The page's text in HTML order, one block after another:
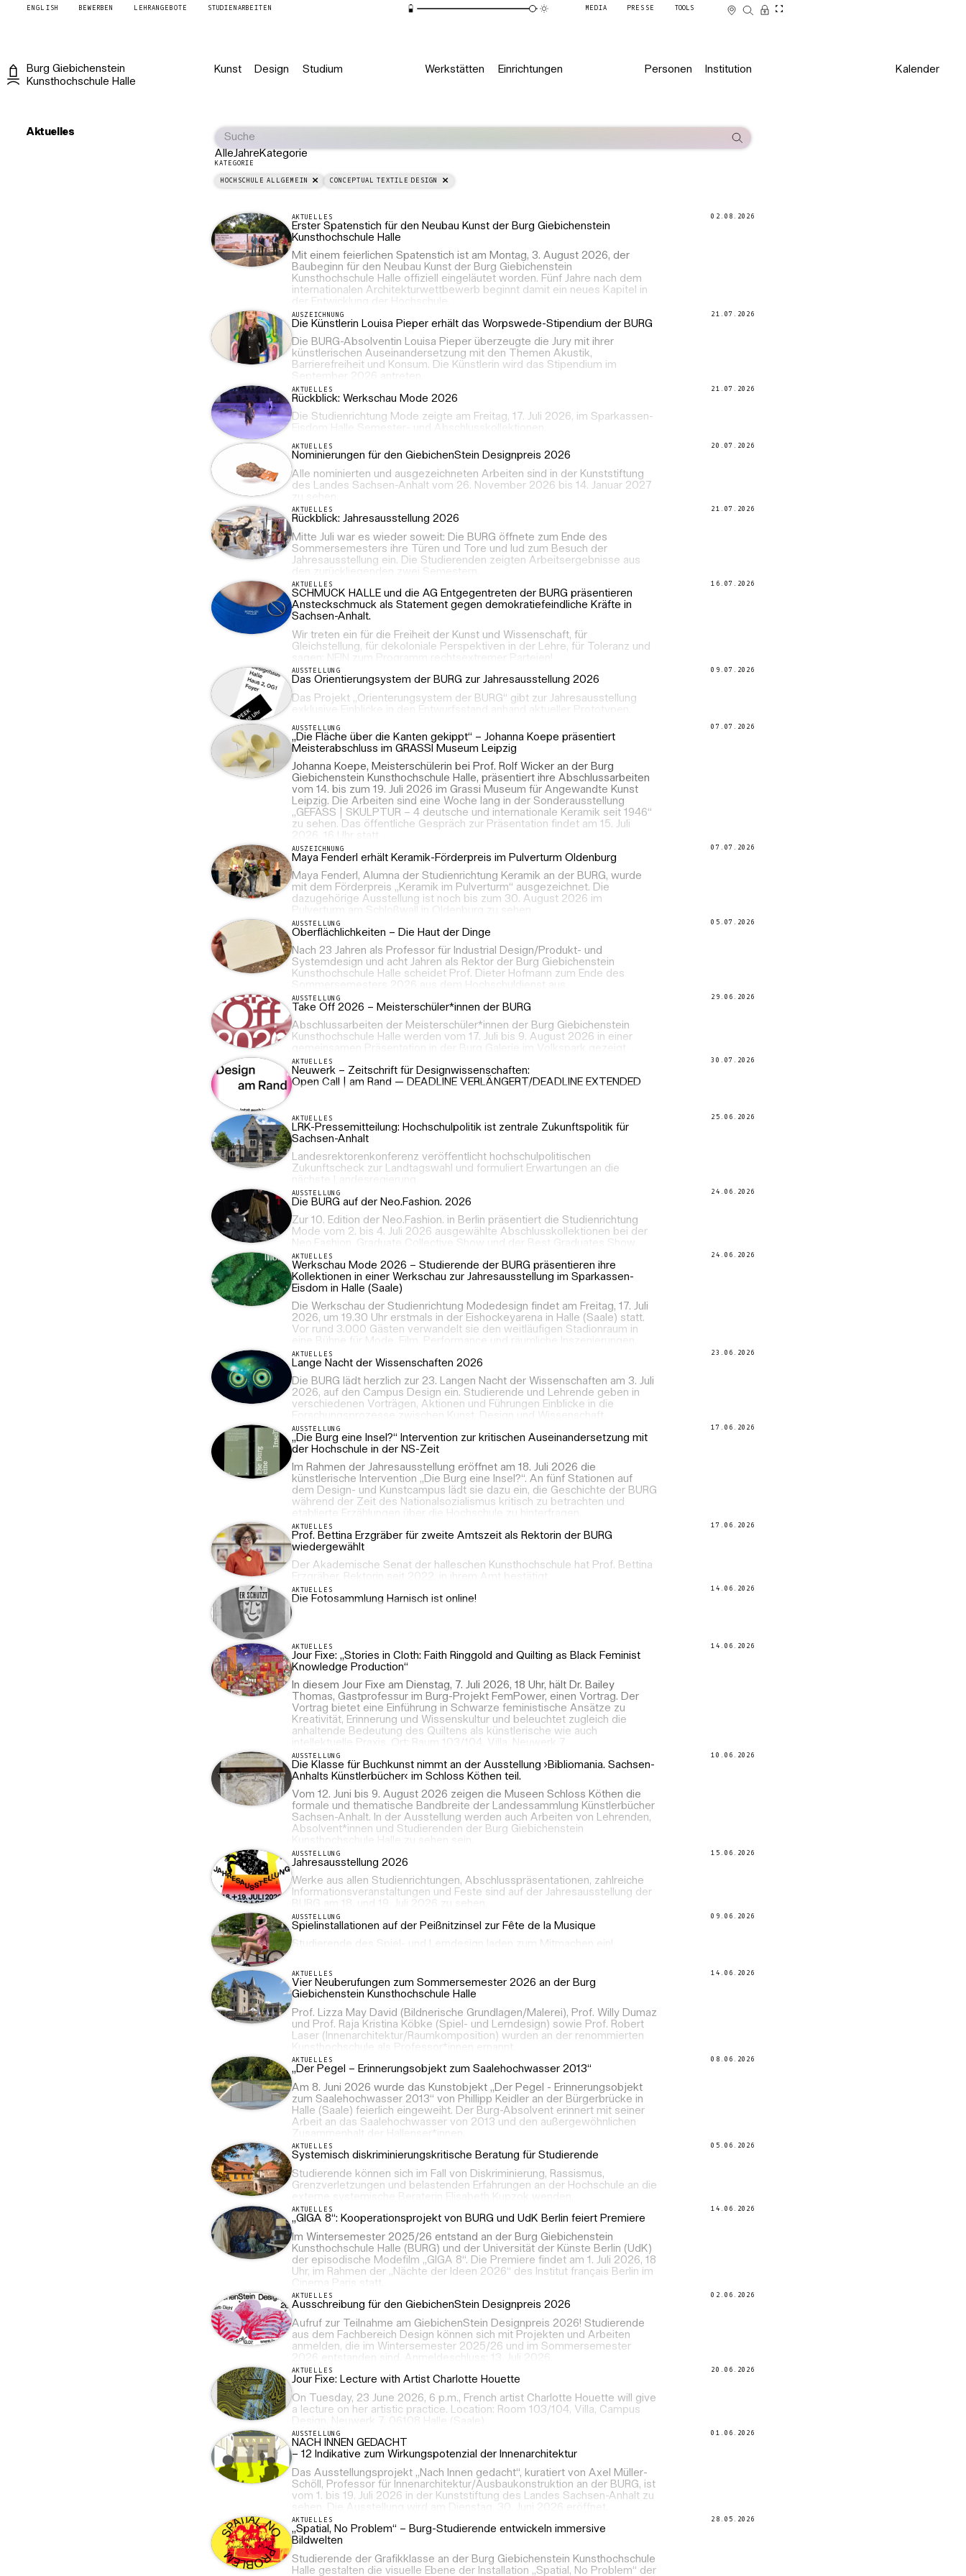
ENGLISH BEWERBEN LEHRANGEBOTE STUDIENARBEITEN MEDIA PRESSE TOOLS
Burg Giebichenstein
Kunsthochschule Halle
Kunst Design Studium Werkstätten Einrichtungen Personen Institution Kalender
Aktuelles
AlleJahreKategorie
KATEGORIE
HOCHSCHULE ALLGEMEIN CONCEPTUAL TEXTILE DESIGN
02.08.2026
AKTUELLES
Erster Spatenstich für den Neubau Kunst der Burg Giebichenstein
Kunsthochschule Halle
Mit einem feierlichen Spatenstich ist am Montag, 3. August 2026, der
Baubeginn für den Neubau Kunst der Burg Giebichenstein
Kunsthochschule Halle offiziell eingeläutet worden. Fünf Jahre nach dem
internationalen Architekturwettbewerb beginnt damit ein neues Kapitel in
21.07.2026
AUSZEICHNUNG
Die Künstlerin Louisa Pieper erhält das Worpswede-Stipendium der BURG
Die BURG-Absolventin Louisa Pieper überzeugte die Jury mit ihrer
künstlerischen Auseinandersetzung mit den Themen Akustik,
Barrierefreiheit und Konsum. Die Künstlerin wird das Stipendium im
21.07.2026
AKTUELLES
Rückblick: Werkschau Mode 2026
Die Studienrichtung Mode zeigte am Freitag, 17. Juli 2026, im Sparkassen-
20.07.2026
AKTUELLES
Nominierungen für den GiebichenStein Designpreis 2026
Alle nominierten und ausgezeichneten Arbeiten sind in der Kunststiftung
des Landes Sachsen-Anhalt vom 26. November 2026 bis 14. Januar 2027
21.07.2026
AKTUELLES
Rückblick: Jahresausstellung 2026
Mitte Juli war es wieder soweit: Die BURG öffnete zum Ende des
Sommersemesters ihre Türen und Tore und lud zum Besuch der
Jahresausstellung ein. Die Studierenden zeigten Arbeitsergebnisse aus
16.07.2026
AKTUELLES
SCHMUCK HALLE und die AG Entgegentreten der BURG präsentieren
Ansteckschmuck als Statement gegen demokratiefeindliche Kräfte in
Sachsen-Anhalt.
Wir treten ein für die Freiheit der Kunst und Wissenschaft, für
Gleichstellung, für dekoloniale Perspektiven in der Lehre, für Toleranz und
sagen: NEIN zum Programm rechtsextremer Parteien!
09.07.2026
AUSSTELLUNG
Das Orientierungsystem der BURG zur Jahresausstellung 2026
Das Projekt „Orienterungsystem der BURG“ gibt zur Jahresausstellung
07.07.2026
AUSSTELLUNG
„Die Fläche über die Kanten gekippt“ – Johanna Koepe präsentiert
Meisterabschluss im GRASSI Museum Leipzig
Johanna Koepe, Meisterschülerin bei Prof. Rolf Wicker an der Burg
Giebichenstein Kunsthochschule Halle, präsentiert ihre Abschlussarbeiten
vom 14. bis zum 19. Juli 2026 im Grassi Museum für Angewandte Kunst
Leipzig. Die Arbeiten sind eine Woche lang in der Sonderausstellung
„GEFÄSS | SKULPTUR – 4 deutsche und internationale Keramik seit 1946“
zu sehen. Das öffentliche Gespräch zur Präsentation findet am 15. Juli
07.07.2026
AUSZEICHNUNG
Maya Fenderl erhält Keramik-Förderpreis im Pulverturm Oldenburg
Maya Fenderl, Alumna der Studienrichtung Keramik an der BURG, wurde
mit dem Förderpreis „Keramik im Pulverturm“ ausgezeichnet. Die
dazugehörige Ausstellung ist noch bis zum 30. August 2026 im
05.07.2026
AUSSTELLUNG
Oberflächlichkeiten – Die Haut der Dinge
Nach 23 Jahren als Professor für Industrial Design/Produkt- und
Systemdesign und acht Jahren als Rektor der Burg Giebichenstein
Kunsthochschule Halle scheidet Prof. Dieter Hofmann zum Ende des
29.06.2026
AUSSTELLUNG
Take Off 2026 – Meisterschüler*innen der BURG
Abschlussarbeiten der Meisterschüler*innen der Burg Giebichenstein
Kunsthochschule Halle werden vom 17. Juli bis 9. August 2026 in einer
30.07.2026
AKTUELLES
Neuwerk – Zeitschrift für Designwissenschaften:
Open Call | am Rand — DEADLINE VERLÄNGERT/DEADLINE EXTENDED
25.06.2026
AKTUELLES
LRK-Pressemitteilung: Hochschulpolitik ist zentrale Zukunftspolitik für
Sachsen-Anhalt
Landesrektorenkonferenz veröffentlicht hochschulpolitischen
Zukunftscheck zur Landtagswahl und formuliert Erwartungen an die
24.06.2026
AUSSTELLUNG
Die BURG auf der Neo.Fashion. 2026
Zur 10. Edition der Neo.Fashion. in Berlin präsentiert die Studienrichtung
Mode vom 2. bis 4. Juli 2026 ausgewählte Abschlusskollektionen bei der
24.06.2026
AKTUELLES
Werkschau Mode 2026 – Studierende der BURG präsentieren ihre
Kollektionen in einer Werkschau zur Jahresausstellung im Sparkassen-
Eisdom in Halle (Saale)
Die Werkschau der Studienrichtung Modedesign findet am Freitag, 17. Juli
2026, um 19.30 Uhr erstmals in der Eishockeyarena in Halle (Saale) statt.
Vor rund 3.000 Gästen verwandelt sie den weitläufigen Stadionraum in
23.06.2026
AKTUELLES
Lange Nacht der Wissenschaften 2026
Die BURG lädt herzlich zur 23. Langen Nacht der Wissenschaften am 3. Juli
2026, auf den Campus Design ein. Studierende und Lehrende geben in
verschiedenen Vorträgen, Aktionen und Führungen Einblicke in die
17.06.2026
AUSSTELLUNG
„Die Burg eine Insel?“ Intervention zur kritischen Auseinandersetzung mit
der Hochschule in der NS-Zeit
Im Rahmen der Jahresausstellung eröffnet am 18. Juli 2026 die
künstlerische Intervention „Die Burg eine Insel?“. An fünf Stationen auf
dem Design- und Kunstcampus lädt sie dazu ein, die Geschichte der BURG
während der Zeit des Nationalsozialismus kritisch zu betrachten und
17.06.2026
AKTUELLES
Prof. Bettina Erzgräber für zweite Amtszeit als Rektorin der BURG
wiedergewählt
Der Akademische Senat der halleschen Kunsthochschule hat Prof. Bettina
14.06.2026
AKTUELLES
Die Fotosammlung Harnisch ist online!
14.06.2026
AKTUELLES
Jour Fixe: „Stories in Cloth: Faith Ringgold and Quilting as Black Feminist
Knowledge Production“
In diesem Jour Fixe am Dienstag, 7. Juli 2026, 18 Uhr, hält Dr. Bailey
Thomas, Gastprofessur im Burg-Projekt FemPower, einen Vortrag. Der
Vortrag bietet eine Einführung in Schwarze feministische Ansätze zu
Kreativität, Erinnerung und Wissenskultur und beleuchtet zugleich die
anhaltende Bedeutung des Quiltens als künstlerische wie auch
10.06.2026
AUSSTELLUNG
Die Klasse für Buchkunst nimmt an der Ausstellung ›Bibliomania. Sachsen-
Anhalts Künstlerbücher‹ im Schloss Köthen teil.
Vom 12. Juni bis 9. August 2026 zeigen die Museen Schloss Köthen die
formale und thematische Bandbreite der Landessammlung Künstlerbücher
Sachsen-Anhalt. In der Ausstellung werden auch Arbeiten von Lehrenden,
Absolvent*innen und Studierenden der Burg Giebichenstein
15.06.2026
AUSSTELLUNG
Jahresausstellung 2026
Werke aus allen Studienrichtungen, Abschlusspräsentationen, zahlreiche
Informationsveranstaltungen und Feste sind auf der Jahresausstellung der
09.06.2026
AUSSTELLUNG
Spielinstallationen auf der Peißnitzinsel zur Fête de la Musique
Studierende des Spiel- und Lerndesign laden zum Mitmachen ein!
14.06.2026
AKTUELLES
Vier Neuberufungen zum Sommersemester 2026 an der Burg
Giebichenstein Kunsthochschule Halle
Prof. Lizza May David (Bildnerische Grundlagen/Malerei), Prof. Willy Dumaz
und Prof. Raja Kristina Köbke (Spiel- und Lerndesign) sowie Prof. Robert
Laser (Innenarchitektur/Raumkomposition) wurden an der renommierten
Kunsthochschule als Professor*innen ernannt.
08.06.2026
AKTUELLES
„Der Pegel – Erinnerungsobjekt zum Saalehochwasser 2013“
Am 8. Juni 2026 wurde das Kunstobjekt „Der Pegel - Erinnerungsobjekt
zum Saalehochwasser 2013“ von Phillipp Keidler an der Bürgerbrücke in
Halle (Saale) feierlich eingeweiht. Der Burg-Absolvent erinnert mit seiner
Arbeit an das Saalehochwasser von 2013 und den außergewöhnlichen
Zusammenhalt der Hallenser*innen.
05.06.2026
AKTUELLES
Systemisch diskriminierungskritische Beratung für Studierende
Studierende können sich im Fall von Diskriminierung, Rassismus,
Grenzverletzungen und belastenden Erfahrungen an der Hochschule an die
14.06.2026
AKTUELLES
„GIGA 8“: Kooperationsprojekt von BURG und UdK Berlin feiert Premiere
Im Wintersemester 2025/26 entstand an der Burg Giebichenstein
Kunsthochschule Halle (BURG) und der Universität der Künste Berlin (UdK)
der episodische Modefilm „GIGA 8“. Die Premiere findet am 1. Juli 2026, 18
Uhr, im Rahmen der „Nächte der Ideen 2026“ des Institut français Berlin im
02.06.2026
AKTUELLES
Ausschreibung für den GiebichenStein Designpreis 2026
Aufruf zur Teilnahme am GiebichenStein Designpreis 2026! Studierende
aus dem Fachbereich Design können sich mit Projekten und Arbeiten
anmelden, die im Wintersemester 2025/26 und im Sommersemester
2026 entstanden sind. Anmeldeschluss: 13. Juli 2026.
20.06.2026
AKTUELLES
Jour Fixe: Lecture with Artist Charlotte Houette
On Tuesday, 23 June 2026, 6 p.m., French artist Charlotte Houette will give
a lecture on her artistic practice. Location: Room 103/104, Villa, Campus
Design, Neuwerk 7, 06108 Halle (Saale)
01.06.2026
AUSSTELLUNG
NACH INNEN GEDACHT
– 12 Indikative zum Wirkungspotenzial der Innenarchitektur
Das Ausstellungsprojekt „Nach Innen gedacht“, kuratiert von Axel Müller-
Schöll, Professor für Innenarchitektur/Ausbaukonstruktion an der BURG, ist
vom 1. bis 19. Juli 2026 in der Kunststiftung des Landes Sachsen-Anhalt zu
sehen. Die Ausstellung wird am Dienstag, 30. Juni 2026 eröffnet.
28.05.2026
AKTUELLES
„Spatial, No Problem“ – Burg-Studierende entwickeln immersive
Bildwelten
Studierende der Grafikklasse an der Burg Giebichenstein Kunsthochschule
Halle gestalten die visuelle Ebene der Installation „Spatial, No Problem“ der